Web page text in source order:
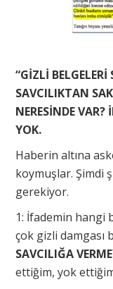
“GİZLİ
SAVCILIKTAN
NERESİNDE VAR?
YOK.
Haberin altına
koymuşlar. Şimdi
gerekiyor.
1: İfademin hangi
çok gizli damgası
SAVCILIĞA
ettiğim, yok